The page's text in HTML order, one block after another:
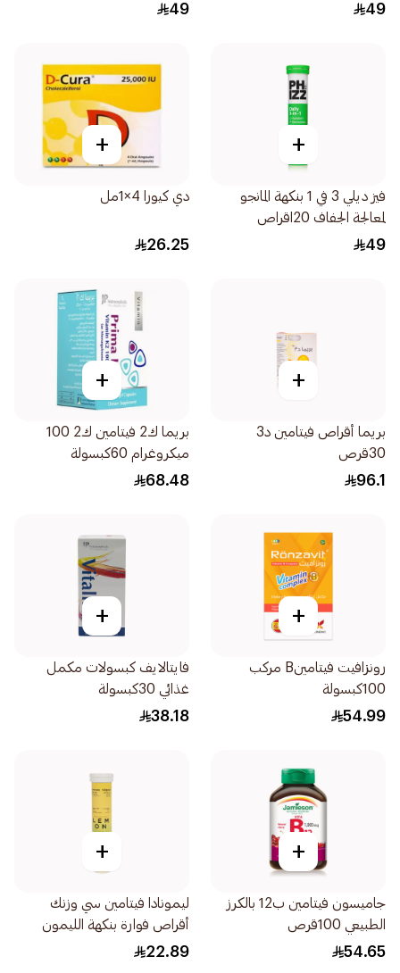
49
49
+
فيز ديلي 3 في 1 بنكهة المانجو
لمعالجة الجفاف 20اقراص
49
+
دي كيورا 4×1مل
26.25
+
بريما أقراص فيتامين د3
30قرص
96.1
+
بريما ك2 فيتامين ك2 100
ميكروغرام 60كبسولة
68.48
+
رونزافيت فيتامينB مركب
100كبسولة
54.99
+
فايتالايف كبسولات مكمل
غذائي 30كبسولة
38.18
+
جاميسون فيتامين ب12 بالكرز
الطبيعي 100قرص
54.65
+
ليمونادا فيتامين سي وزنك
أقراص فوارة بنكهة الليمون
20قرص
22.89